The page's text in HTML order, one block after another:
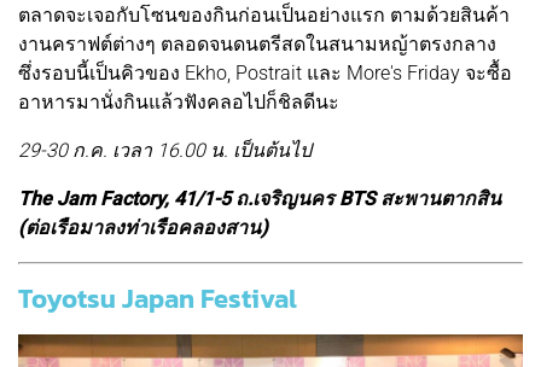
ตลาดจะเจอกับโซนของกินก่อนเป็นอย่างแรก ตามด้วยสินค้า
งานคราฟต์ต่างๆ ตลอดจนดนตรีสดในสนามหญ้าตรงกลาง
ซึ่งรอบนี้เป็นคิวของ Ekho, Postrait และ More's Friday จะซื้อ
อาหารมานั่งกินแล้วฟังคลอไปก็ชิลดีนะ
29-30 ก.ค. เวลา 16.00 น. เป็นต้นไป
The Jam Factory, 41/1-5 ถ.เจริญนคร BTS สะพานตากสิน
(ต่อเรือมาลงท่าเรือคลองสาน)
Toyotsu Japan Festival